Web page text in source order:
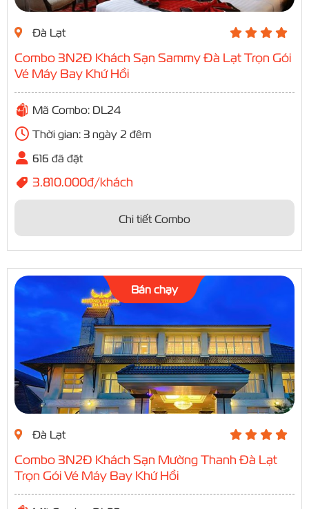
Đà Lạt
Combo 3N2Đ Khách Sạn Sammy Đà Lạt Trọn Gói
Vé Máy Bay Khứ Hồi
Mã Combo: DL24
Thời gian: 3 ngày 2 đêm
616 đã đặt
3.810.000đ/khách
Chi tiết Combo
Bán chạy
Đà Lạt
Combo 3N2Đ Khách Sạn Mường Thanh Đà Lạt
Trọn Gói Vé Máy Bay Khứ Hồi